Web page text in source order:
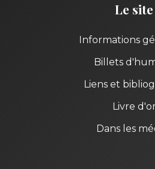
Le site
Informations
Billets
Liens et
Livre
Dans les